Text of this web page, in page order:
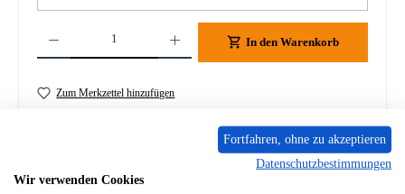
In den Warenkorb
Zum Merkzettel hinzufügen
Frage zum Produkt
Fortfahren, ohne zu akzeptieren
Datenschutzbestimmungen
Wir verwenden Cookies